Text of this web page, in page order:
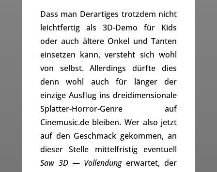
Dass man Derartiges trotzdem nicht
leichtfertig als 3D-Demo für Kids
oder auch ältere Onkel und Tanten
einsetzen kann, versteht sich wohl
von selbst. Allerdings dürfte dies
denn wohl auch für länger der
einzige Ausflug ins dreidimensionale
Splatter-Horror-Genre auf
Cinemusic.de bleiben. Wer also jetzt
auf den Geschmack gekommen, an
dieser Stelle mittelfristig eventuell
Saw 3D — Vollendungerwartet, der